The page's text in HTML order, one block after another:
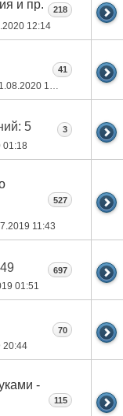
и пр.
12:14
218
18:46
41
01:18
3
11:43
527
01:51
697
20:44
70
-
115